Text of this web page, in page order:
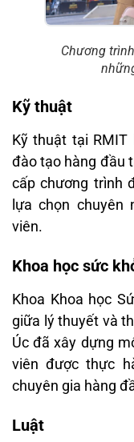
Chương
Kỹ thuật
Kỹ thuật tại
đào tạo hàng đầu
cấp chương trình
lựa chọn chuyên
viên.
Khoa học sức
Khoa Khoa học
giữa lý thuyết và
Úc đã xây dựng
viên được thực
chuyên gia hàng
Luật